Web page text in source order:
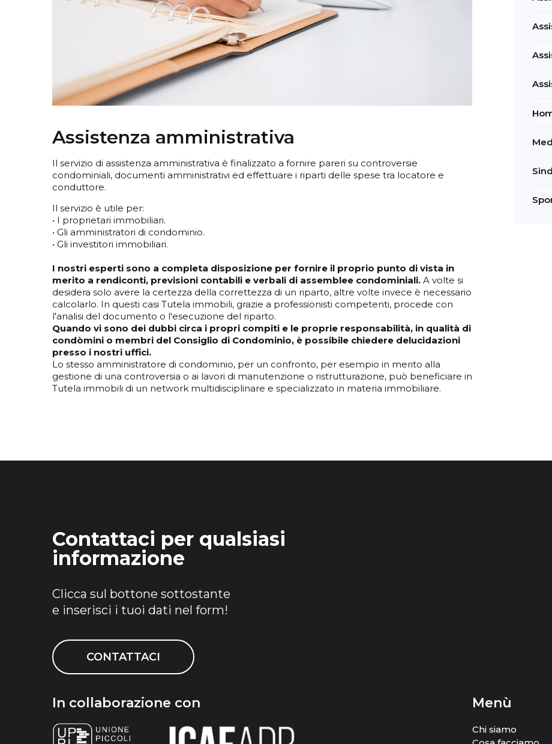
Assistenza amministrativa
Il servizio di assistenza amministrativa è finalizzato a fornire pareri su controversie
condominiali, documenti amministrativi ed effettuare i riparti delle spese tra locatore e
conduttore.
Il servizio è utile per:
• I proprietari immobiliari.
• Gli amministratori di condominio.
• Gli investitori immobiliari.
I nostri esperti sono a completa disposizione per fornire il proprio punto di vista in
merito a rendiconti, previsioni contabili e verbali di assemblee condominiali. A volte si
desidera solo avere la certezza della correttezza di un riparto, altre volte invece è necessario
calcolarlo. In questi casi Tutela immobili, grazie a professionisti competenti, procede con
l'analisi del documento o l'esecuzione del riparto.
Quando vi sono dei dubbi circa i propri compiti e le proprie responsabilità, in qualità di
condòmini o membri del Consiglio di Condominio, è possibile chiedere delucidazioni
presso i nostri uffici.
Lo stesso amministratore di condominio, per un confronto, per esempio in merito alla
gestione di una controversia o ai lavori di manutenzione o ristrutturazione, può beneficiare in
Tutela immobili di un network multidisciplinare e specializzato in materia immobiliare.
Contattaci per qualsiasi
informazione
Clicca sul bottone sottostante
e inserisci i tuoi dati nel form!
CONTATTACI
In collaborazione con Menù
Chi siamo